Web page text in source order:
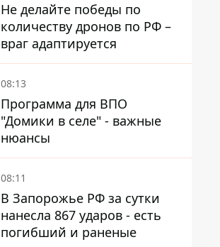
Не делайте победы по
количеству дронов по РФ –
враг адаптируется
08:13
Программа для ВПО
"Домики в селе" - важные
нюансы
08:11
В Запорожье РФ за сутки
нанесла 867 ударов - есть
погибший и раненые